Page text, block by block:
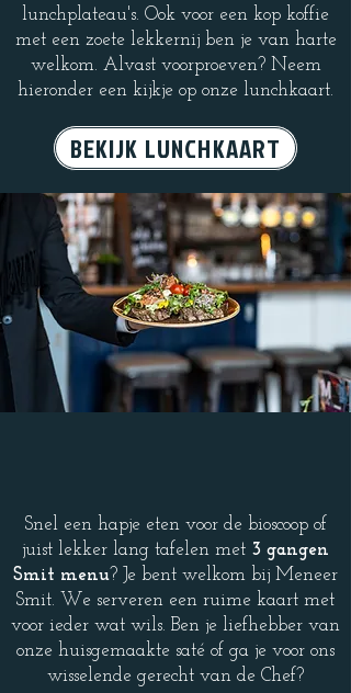
lunchplateau's. Ook voor een kop koffie
met een zoete lekkernij ben je van harte
welkom. Alvast voorproeven? Neem
hieronder een kijkje op onze lunchkaart.
BEKIJK LUNCHKAART
Snel een hapje eten voor de bioscoop of
juist lekker lang tafelen met 3 gangen
Smit menu? Je bent welkom bij Meneer
Smit. We serveren een ruime kaart met
voor ieder wat wils. Ben je liefhebber van
onze huisgemaakte saté of ga je voor ons
wisselende gerecht van de Chef?